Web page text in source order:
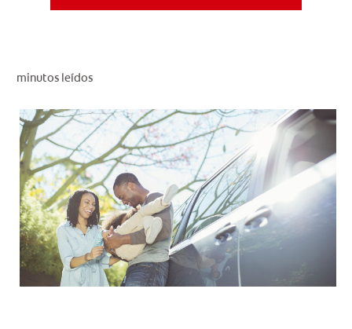
PARA PROFESIONALES
PROMOCIONES
SUSCRÍBASE
minutos leídos